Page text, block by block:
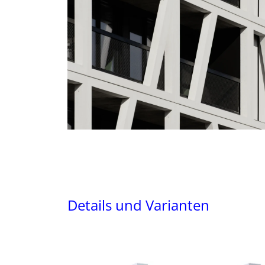
Details und Varianten